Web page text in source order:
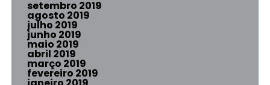
setembro 2019
agosto 2019
julho 2019
junho 2019
maio 2019
abril 2019
março 2019
fevereiro 2019